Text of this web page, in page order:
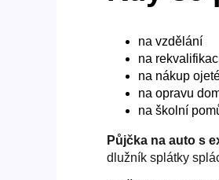
na vzdělání
na
na nákup
na opravu
na školní
Půjčka na auto s
dlužník splátky